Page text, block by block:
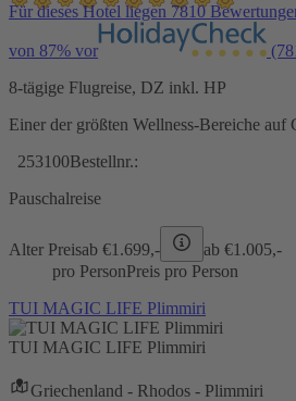
Für dieses Hotel liegen 7810
von 87% vor
8-tägige Flugreise, DZ inkl. HP
Einer der größten Wellness-Bereiche auf
253100Bestellnr.:
Pauschalreise
Alter Preisab €1.699,- ab €1.005,-
pro PersonPreis pro Person
TUI MAGIC LIFE Plimmiri
TUI MAGIC LIFE Plimmiri
Griechenland - Rhodos - Plimmiri